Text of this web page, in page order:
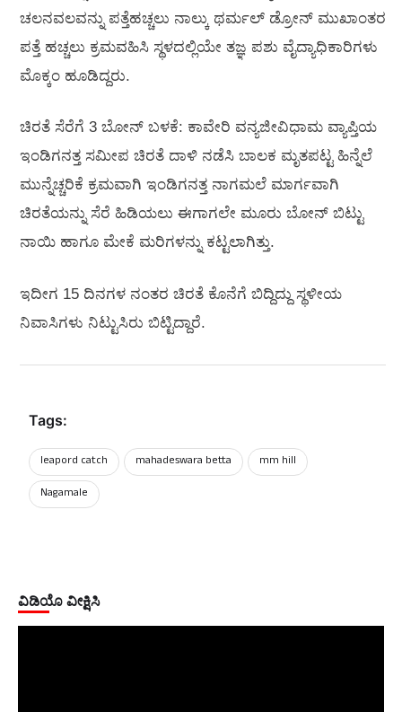
ಚಲನವಲವನ್ನು ಪತ್ತೆಹಚ್ಚಲು ನಾಲ್ಕು ಥರ್ಮಲ್ ಡ್ರೋನ್ ಮುಖಾಂತರ
ಪತ್ತೆ ಹಚ್ಚಲು ಕ್ರಮವಹಿಸಿ ಸ್ಥಳದಲ್ಲಿಯೇ ತಜ್ಞ ಪಶು ವೈದ್ಯಾಧಿಕಾರಿಗಳು
ಮೊಕ್ಕಂ ಹೂಡಿದ್ದರು.
ಚಿರತೆ ಸೆರೆಗೆ 3 ಬೋನ್ ಬಳಕೆ: ಕಾವೇರಿ ವನ್ಯಜೀವಿಧಾಮ ವ್ಯಾಪ್ತಿಯ
ಇಂಡಿಗನತ್ತ ಸಮೀಪ ಚಿರತೆ ದಾಳಿ ನಡೆಸಿ ಬಾಲಕ ಮೃತಪಟ್ಟ ಹಿನ್ನೆಲೆ
ಮುನ್ನೆಚ್ಚರಿಕೆ ಕ್ರಮವಾಗಿ ಇಂಡಿಗನತ್ತ ನಾಗಮಲೆ ಮಾರ್ಗವಾಗಿ
ಚಿರತೆಯನ್ನು ಸೆರೆ ಹಿಡಿಯಲು ಈಗಾಗಲೇ ಮೂರು ಬೋನ್ ಬಿಟ್ಟು
ನಾಯಿ ಹಾಗೂ ಮೇಕೆ ಮರಿಗಳನ್ನು ಕಟ್ಟಲಾಗಿತ್ತು.
ಇದೀಗ 15 ದಿನಗಳ ನಂತರ ಚಿರತೆ ಕೊನೆಗೆ ಬಿದ್ದಿದ್ದು ಸ್ಥಳೀಯ
ನಿವಾಸಿಗಳು ನಿಟ್ಟುಸಿರು ಬಿಟ್ಟಿದ್ದಾರೆ.
Tags:
leapord catch mahadeswara betta
mm hill
Nagamale
ವಿಡಿಯೊ ವೀಕ್ಷಿಸಿ